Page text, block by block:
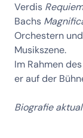
Verdis Requiem
Bachs
Orchestern
Musikszene.
Im Rahmen
er auf der
Biografie